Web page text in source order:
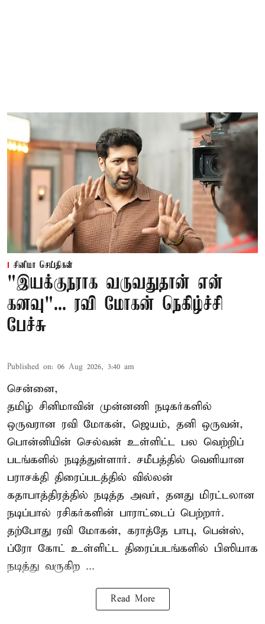
சினிமா செய்திகள்
"இயக்குநராக வருவதுதான் என்
கனவு"... ரவி மோகன் நெகிழ்ச்சி
பேச்சு
Published on: 06 Aug 2026, 3:40 am
சென்னை,
தமிழ் சினிமாவின் முன்னணி நடிகர்களில்
ஒருவரான ரவி மோகன், ஜெயம், தனி ஒருவன்,
பொன்னியின் செல்வன் உள்ளிட்ட பல வெற்றிப்
படங்களில் நடித்துள்ளார். சமீபத்தில் வெளியான
பராசக்தி திரைப்படத்தில் வில்லன்
கதாபாத்திரத்தில் நடித்த அவர், தனது மிரட்டலான
நடிப்பால் ரசிகர்களின் பாராட்டைப் பெற்றார்.
தற்போது ரவி மோகன், கராத்தே பாபு, பென்ஸ்,
ப்ரோ கோட் உள்ளிட்ட திரைப்படங்களில் பிஸியாக
நடித்து வருகிற ...
Read More